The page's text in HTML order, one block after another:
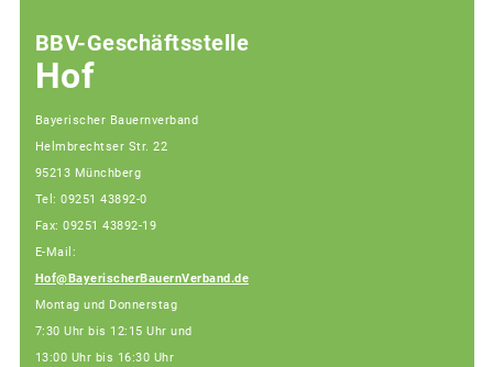
BBV-Geschäftsstelle
Hof
Bayerischer Bauernverband
Helmbrechtser Str. 22
95213 Münchberg
Tel: 09251 43892-0
Fax: 09251 43892-19
E-Mail:
Hof@BayerischerBauernVerband.de
Montag und Donnerstag
7:30 Uhr bis 12:15 Uhr und
13:00 Uhr bis 16:30 Uhr